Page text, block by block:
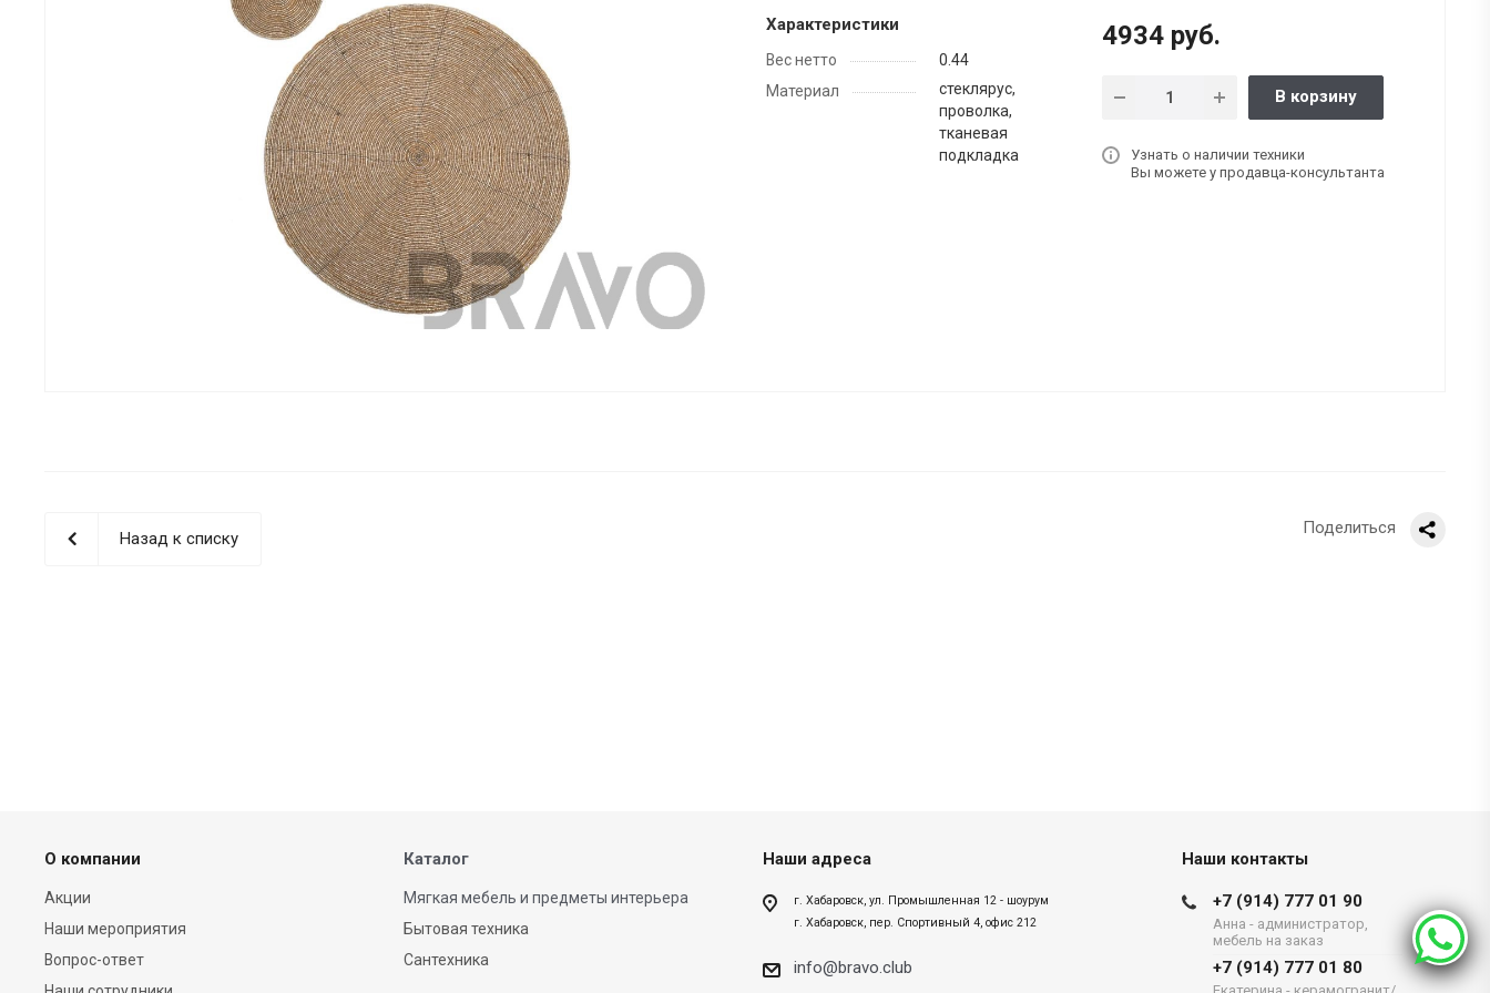
Характеристики
Вес нетто
0.44
Материал
стеклярус,
проволка,
тканевая
подкладка
4934 руб.
В корзину
Узнать о наличии техники
Вы можете у продавца-консультанта
Поделиться
Назад к списку
О компании
Акции
Наши мероприятия
Вопрос-ответ
Каталог
Мягкая мебель и предметы интерьера
Бытовая техника
Сантехника
Наши адреса
г. Хабаровск, ул. Промышленная 12 - шоурум
г. Хабаровск, пер. Спортивный 4, офис 212
info@bravo.club
Наши контакты
+7 (914) 777 01 90
Анна - администратор,
мебель на заказ
+7 (914) 777 01 80